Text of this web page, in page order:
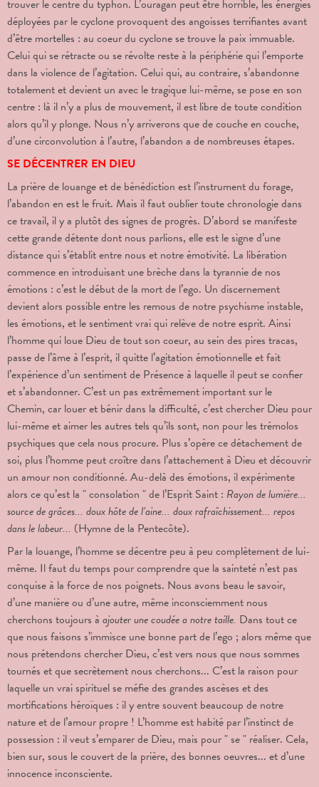
trouver le centre du typhon. L’ouragan peut être horrible, les énergies
déployées par le cyclone provoquent des angoisses terrifiantes avant
d’être mortelles : au coeur du cyclone se trouve la paix immuable.
Celui qui se rétracte ou se révolte reste à la périphérie qui l’emporte
dans la violence de l’agitation. Celui qui, au contraire, s’abandonne
totalement et devient un avec le tragique lui-même, se pose en son
centre : là il n’y a plus de mouvement, il est libre de toute condition
alors qu’il y plonge. Nous n’y arriverons que de couche en couche,
d’une circonvolution à l’autre, l’abandon a de nombreuses étapes.
SE DÉCENTRER EN DIEU
La prière de louange et de bénédiction est l’instrument du forage,
l’abandon en est le fruit. Mais il faut oublier toute chronologie dans
ce travail, il y a plutôt des signes de progrès. D’abord se manifeste
cette grande détente dont nous parlions, elle est le signe d’une
distance qui s’établit entre nous et notre émotivité. La libération
commence en introduisant une brèche dans la tyrannie de nos
émotions : c’est le début de la mort de l’ego. Un discernement
devient alors possible entre les remous de notre psychisme instable,
les émotions, et le sentiment vrai qui relève de notre esprit. Ainsi
l’homme qui loue Dieu de tout son coeur, au sein des pires tracas,
passe de l’âme à l’esprit, il quitte l’agitation émotionnelle et fait
l’expérience d’un sentiment de Présence à laquelle il peut se confier
et s’abandonner. C’est un pas extrêmement important sur le
Chemin, car louer et bénir dans la difficulté, c’est chercher Dieu pour
lui-même et aimer les autres tels qu’ils sont, non pour les trémolos
psychiques que cela nous procure. Plus s’opère ce détachement de
soi, plus l’homme peut croître dans l’attachement à Dieu et découvrir
un amour non conditionné. Au-delà des émotions, il expérimente
alors ce qu’est la " consolation " de l’Esprit Saint : Rayon de lumière...
source de grâces... doux hôte de l’aine... doux rafraîchissement... repos
dans le labeur... (Hymne de la Pentecôte).
Par la louange, l’homme se décentre peu à peu complètement de lui-
même. Il faut du temps pour comprendre que la sainteté n’est pas
conquise à la force de nos poignets. Nous avons beau le savoir,
d’une manière ou d’une autre, même inconsciemment nous
cherchons toujours à ajouter une coudée a notre taille. Dans tout ce
que nous faisons s’immisce une bonne part de l’ego ; alors même que
nous prétendons chercher Dieu, c’est vers nous que nous sommes
tournés et que secrètement nous cherchons... C’est la raison pour
laquelle un vrai spirituel se méfie des grandes ascèses et des
mortifications héroïques : il y entre souvent beaucoup de notre
nature et de l’amour propre ! L’homme est habité par l’instinct de
possession : il veut s’emparer de Dieu, mais pour " se " réaliser. Cela,
bien sur, sous le couvert de la prière, des bonnes oeuvres... et d’une
innocence inconsciente.